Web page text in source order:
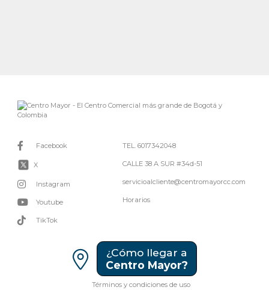
Facebook
X
Instagram
Youtube
TikTok
TEL. 6017342048
CALLE 38 A SUR #34d-51
servicioalcliente@centromayorcc.com
Horarios
¿Cómo llegar a
Centro Mayor?
Términos y condiciones de uso